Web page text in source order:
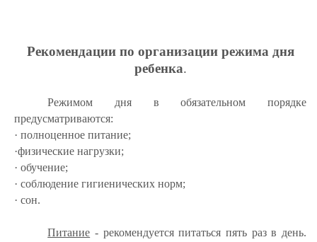
Рекомендации по организации режима дня
ребенка.
Режимом дня в обязательном порядке
предусматриваются:
· полноценное питание;
·физические нагрузки;
· обучение;
· соблюдение гигиенических норм;
· сон.
Питание - рекомендуется питаться пять раз в день.